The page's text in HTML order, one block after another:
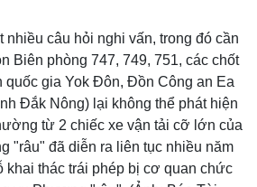
nhiều câu hỏi nghi vấn, trong đó cần
Biên phòng 747, 749, 751, các chốt
quốc gia Yok Đôn, Đồn Công an Ea
Đắk Nông) lại không thể phát hiện
từ 2 chiếc xe vận tải cỡ lớn của
"râu" đã diễn ra liên tục nhiều năm
khai thác trái phép bị cơ quan chức